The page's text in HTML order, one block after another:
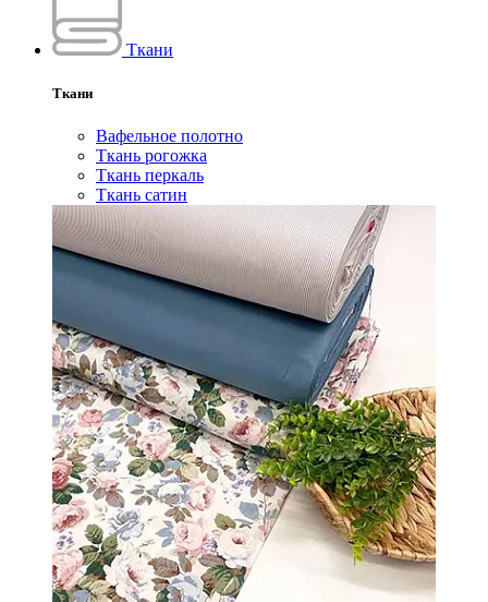
Ткани
Ткани
Вафельное полотно
Ткань рогожка
Ткань перкаль
Ткань сатин